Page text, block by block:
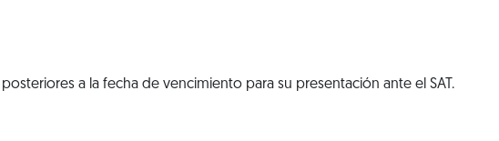
a la fecha de vencimiento para su presentación ante el SAT.